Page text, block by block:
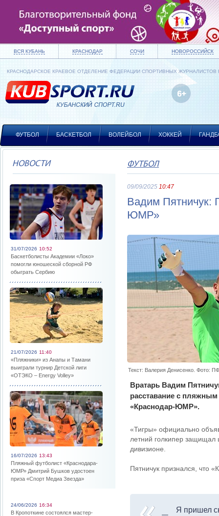
ВСЯ КУБАНЬ КРАСНОДАР СОЧИ НОВОРОССИЙСК
КРАСНОДАРСКОЕ КРАЕВОЕ ОТДЕЛЕНИЕ ФЕДЕРАЦИИ СПОРТИВНЫХ ЖУРНАЛИСТОВ
ФУТБОЛ БАСКЕТБОЛ ВОЛЕЙБОЛ ХОККЕЙ
НОВОСТИ
31/07/2026 10:52
Баскетболисты Академии «Локо»
помогли юношеской сборной РФ
обыграть Сербию
21/07/2026 11:40
«Пляжники» из Анапы и Тамани
выиграли турнир Детской лиги
«ОТЭКО – Energy Volley»
16/07/2026 13:43
Пляжный футболист «Краснодара-
ЮМР» Дмитрий Бушков удостоен
приза «Спорт Медиа Звезда»
24/06/2026 16:34
В Кропоткине состоялся мастер-
ФУТБОЛ
09/09/2025 10:47
Вадим Пятничук:
ЮМР»
Текст: Валерия Денисенко. Фото:
Вратарь Вадим
расставание с
«Краснодар-ЮМР».
«Тигры» официально
летний голкипер защищал
дивизионе.
Пятничук признался, что
Я пришел